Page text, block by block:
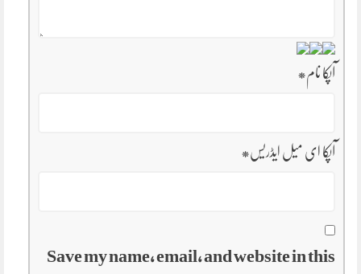
آپکا نام*
آپکا ای میل ایڈریس*
Save my name, email, and website in this